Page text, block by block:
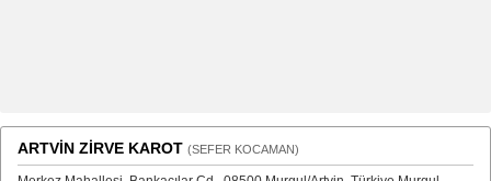
ARTVİN ZİRVE KAROT (SEFER KOCAMAN)